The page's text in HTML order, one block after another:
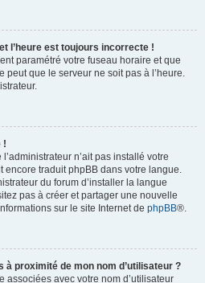
l’heure est toujours incorrecte !
paramétré votre fuseau horaire et que
peut que le serveur ne soit pas à l’heure.
!
n’ait pas installé votre
encore traduit phpBB dans votre langue.
du forum d’installer la langue
pas à créer et partager une nouvelle
sur le site Internet de phpBB®.
proximité de mon nom d’utilisateur ?
associées avec votre nom d’utilisateur